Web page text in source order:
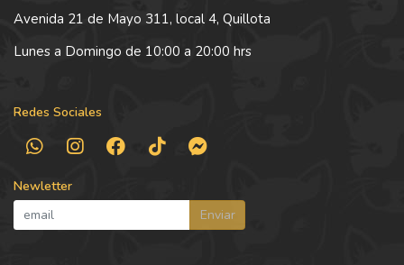
Avenida 21 de Mayo 311, local 4, Quillota
Lunes a Domingo de 10:00 a 20:00 hrs
Redes Sociales
Newletter
Enviar